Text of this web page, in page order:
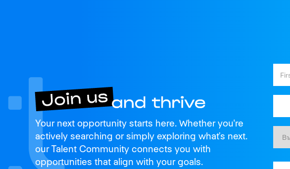
Join us
and thrive
Your next opportunity starts here. Whether you're
actively searching or simply exploring what’s next.
our Talent Community connects you with
opportunities that align with your goals.